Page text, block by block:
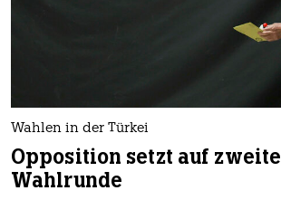
Wahlen in der Türkei
Opposition setzt auf zweite
Wahlrunde